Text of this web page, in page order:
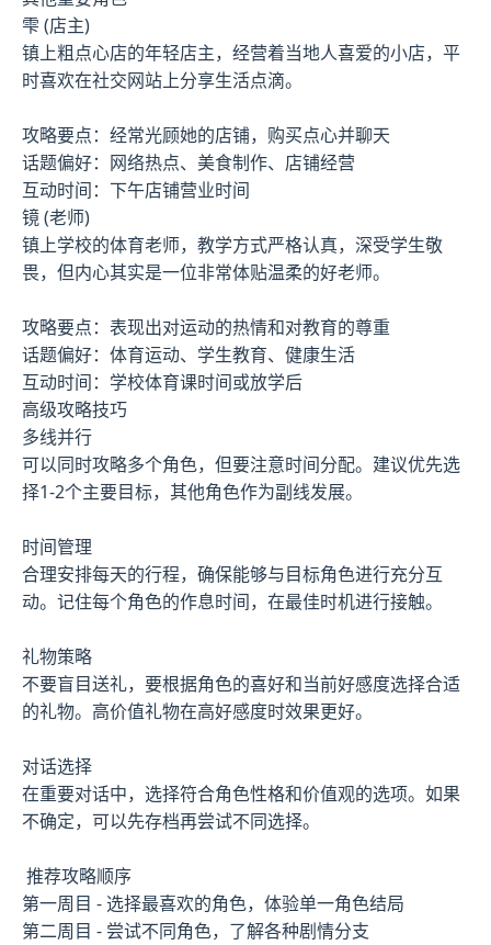
雫 (店主)
镇上粗点心店的年轻店主，经营着当地人喜爱的小店，平
时喜欢在社交网站上分享生活点滴。
攻略要点：经常光顾她的店铺，购买点心并聊天
话题偏好：网络热点、美食制作、店铺经营
互动时间：下午店铺营业时间
镜 (老师)
镇上学校的体育老师，教学方式严格认真，深受学生敬
畏，但内心其实是一位非常体贴温柔的好老师。
攻略要点：表现出对运动的热情和对教育的尊重
话题偏好：体育运动、学生教育、健康生活
互动时间：学校体育课时间或放学后
高级攻略技巧
多线并行
可以同时攻略多个角色，但要注意时间分配。建议优先选
择1-2个主要目标，其他角色作为副线发展。
时间管理
合理安排每天的行程，确保能够与目标角色进行充分互
动。记住每个角色的作息时间，在最佳时机进行接触。
礼物策略
不要盲目送礼，要根据角色的喜好和当前好感度选择合适
的礼物。高价值礼物在高好感度时效果更好。
对话选择
在重要对话中，选择符合角色性格和价值观的选项。如果
不确定，可以先存档再尝试不同选择。
推荐攻略顺序
第一周目 - 选择最喜欢的角色，体验单一角色结局
第二周目 - 尝试不同角色，了解各种剧情分支